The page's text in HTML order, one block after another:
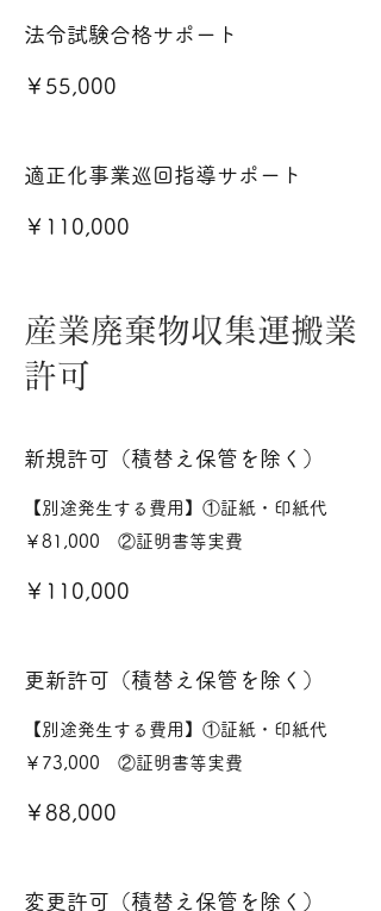
法令試験合格サポート
￥55,000
適正化事業巡回指導サポート
￥110,000
産業廃棄物収集運搬業
許可
新規許可（積替え保管を除く）
【別途発生する費用】①証紙・印紙代
￥81,000 ②証明書等実費
￥110,000
更新許可（積替え保管を除く）
【別途発生する費用】①証紙・印紙代
￥73,000 ②証明書等実費
￥88,000
変更許可（積替え保管を除く）